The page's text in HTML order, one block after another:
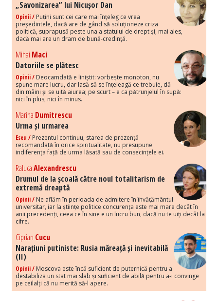
„Savonizarea” lui Nicușor Dan
Opinii / Puțini sunt cei care mai înțeleg ce vrea
președintele, dacă are de gând să soluționeze criza
politică, suprapusă peste una a statului de drept și, mai ales,
dacă mai are un dram de bună-credință.
Mihai Maci
Datoriile se plătesc
Opinii / Deocamdată e liniștit: vorbește monoton, nu
spune mare lucru, dar lasă să se înțeleagă ce trebuie, dă
din mâini și se uită aiurea; pe scurt – e ca pătrunjelul în supă:
nici în plus, nici în minus.
Marina Dumitrescu
Urma și urmarea
Eseu / Prezentul continuu, starea de prezență
recomandată în orice spiritualitate, nu presupune
indiferența față de urma lăsată sau de consecințele ei.
RalucaAlexandrescu
Drumul de la școală către noul totalitarism de
extremă dreaptă
Opinii / Ne aflăm în perioada de admitere în învățământul
universitar, iar la științe politice concurența este mai mare decât în
anii precedenți, ceea ce în sine e un lucru bun, dacă nu te uiți decât la
cifre.
Ciprian Cucu
Narațiuni putiniste: Rusia măreață și inevitabilă
(II)
Opinii / Moscova este încă suficient de puternică pentru a
destabiliza un stat mai slab și suficient de abilă pentru a-i convinge
pe ceilalți că nu merită să-l apere.